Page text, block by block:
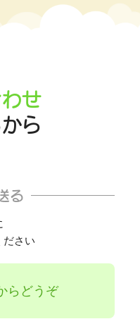
せ
ら
る
ださい
らどうぞ